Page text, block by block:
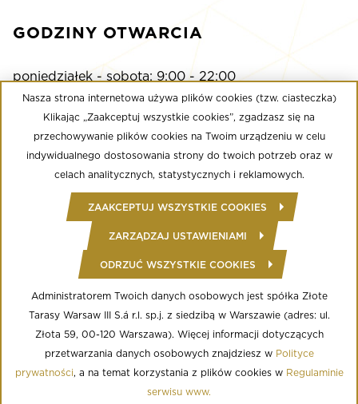
GODZINY OTWARCIA
poniedziałek - sobota: 9:00 - 22:00
niedziela: 9:00 - 21:00
Multikino
poniedziałek - niedziela: 9:00 - do ostatniego seansu
Well Fitness
poniedziałek - niedziela: 24/7
© Copyright 2020 Złote Tarasy
Regulamin Centrum Handlowego
Polityka prywatności
Informacja o przetwarzaniu danych osobowych
Regulamin aplikacji mobilnej
Ustawienia Cookies
Nasza strona internetowa używa plików cookies (tzw. ciasteczka)
Klikając „Zaakceptuj wszystkie cookies”, zgadzasz się na
przechowywanie plików cookies na Twoim urządzeniu w celu
indywidualnego dostosowania strony do twoich potrzeb oraz w
celach analitycznych, statystycznych i reklamowych.
ZAAKCEPTUJ WSZYSTKIE COOKIES
ZARZĄDZAJ USTAWIENIAMI
ODRZUĆ WSZYSTKIE COOKIES
Administratorem Twoich danych osobowych jest spółka Złote
Tarasy Warsaw III S.á r.l. sp.j. z siedzibą w Warszawie (adres: ul.
Złota 59, 00-120 Warszawa). Więcej informacji dotyczących
przetwarzania danych osobowych znajdziesz w Polityce
prywatności, a na temat korzystania z plików cookies w Regulaminie
serwisu www.